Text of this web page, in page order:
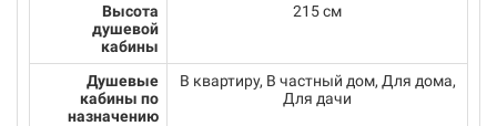
Высота
душевой
кабины
215 см
Душевые
кабины по
назначению
В квартиру, В частный дом, Для дома,
Для дачи